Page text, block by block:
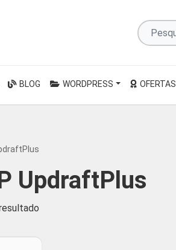
Pesquise
por
BLOG WORDPRESS OFERTAS
UpdraftPlus